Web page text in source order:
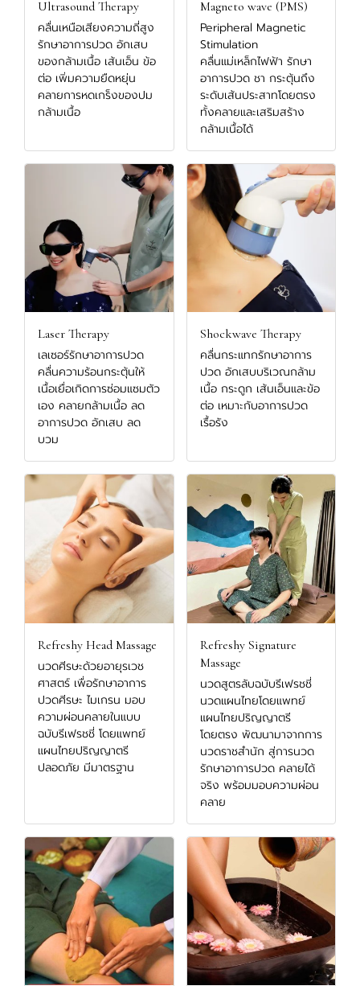
Ultrasound Therapy
คลื่นเหนือเสียงความถี่สูง
รักษาอาการปวด อักเสบ
ของกล้ามเนื้อ เส้นเอ็น ข้อ
ต่อ เพิ่มความยืดหยุ่น
คลายการหดเกร็งของปม
กล้ามเนื้อ
Magneto wave (PMS)
Peripheral Magnetic
Stimulation
คลื่นแม่เหล็กไฟฟ้า รักษา
อาการปวด ชา กระตุ้นถึง
ระดับเส้นประสาทโดยตรง
ทั้งคลายและเสริมสร้าง
กล้ามเนื้อได้
Laser Therapy
เลเซอร์รักษาอาการปวด
คลื่นความร้อนกระตุ้นให้
เนื้อเยื่อเกิดการซ่อมแซมตัว
เอง คลายกล้ามเนื้อ ลด
อาการปวด อักเสบ ลด
บวม
Shockwave Therapy
คลื่นกระแทกรักษาอาการ
ปวด อักเสบบริเวณกล้าม
เนื้อ กระดูก เส้นเอ็นและข้อ
ต่อ เหมาะกับอาการปวด
เรื้อรัง
Refreshy Head Massage
นวดศีรษะด้วยอายุรเวช
ศาสตร์ เพื่อรักษาอาการ
ปวดศีรษะ ไมเกรน มอบ
ความผ่อนคลายในแบบ
ฉบับรีเฟรชชี่ โดยแพทย์
แผนไทยปริญญาตรี
ปลอดภัย มีมาตรฐาน
Refreshy Signature
Massage
นวดสูตรลับฉบับรีเฟรชชี่
นวดแผนไทยโดยแพทย์
แผนไทยปริญญาตรี
โดยตรง พัฒนามาจากการ
นวดราชสำนัก สู่การนวด
รักษาอาการปวด คลายได้
จริง พร้อมมอบความผ่อน
คลาย